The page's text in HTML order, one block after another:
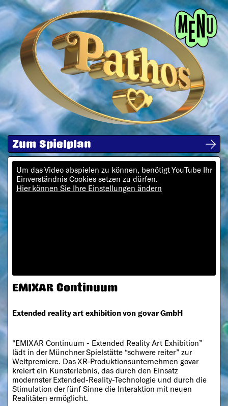
Menü
Zum Spielplan
Um das Video abspielen zu können, benötigt YouTube Ihr
Einverständnis Cookies setzen zu dürfen.
Hier können Sie Ihre Einstellungen ändern
EMIXAR Continuum
Extended reality art exhibition von govar GmbH
“EMIXAR Continuum - Extended Reality Art Exhibition”
lädt in der Münchner Spielstätte “schwere reiter” zur
Weltpremiere. Das XR-Produktionsunternehmen govar
kreiert ein Kunsterlebnis, das durch den Einsatz
modernster Extended-Reality-Technologie und durch die
Stimulation der fünf Sinne die Interaktion mit neuen
Realitäten ermöglicht.